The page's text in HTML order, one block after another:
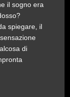
il sogno era
spiegare, il
di